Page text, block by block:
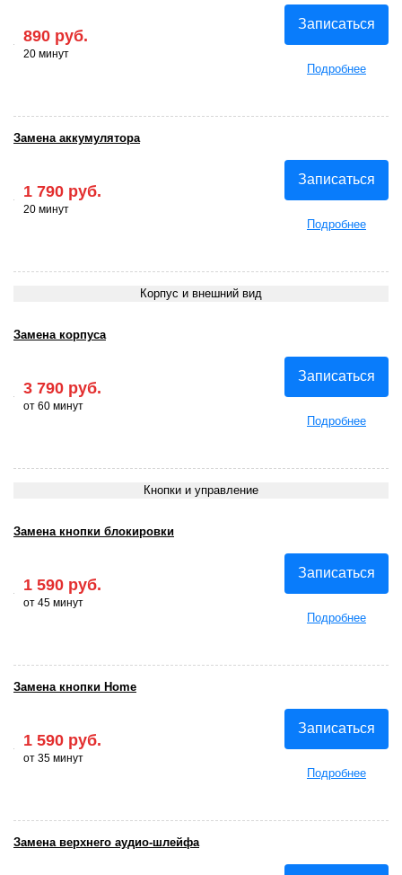
890 руб.
20 минут
Записаться
Подробнее
1 790 руб.
20 минут
Записаться
Подробнее
Замена аккумулятора
Корпус и внешний вид
3 790 руб.
от 60 минут
Записаться
Подробнее
Замена корпуса
Кнопки и управление
1 590 руб.
от 45 минут
Записаться
Подробнее
Замена кнопки блокировки
1 590 руб.
от 35 минут
Записаться
Подробнее
Замена кнопки Home
Замена верхнего аудио-шлейфа